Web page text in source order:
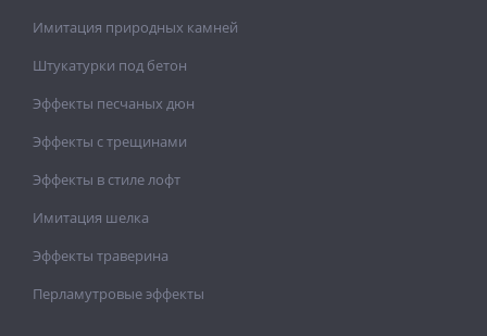
Имитация природных камней
Штукатурки под бетон
Эффекты песчаных дюн
Эффекты с трещинами
Эффекты в стиле лофт
Имитация шелка
Эффекты траверина
Перламутровые эффекты